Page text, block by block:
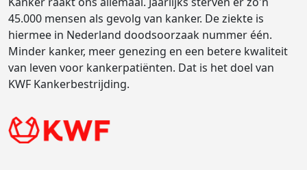
45.000 mensen als gevolg van kanker. De ziekte is
hiermee in Nederland doodsoorzaak nummer één.
Minder kanker, meer genezing en een betere kwaliteit
van leven voor kankerpatiënten. Dat is het doel van
KWF Kankerbestrijding.